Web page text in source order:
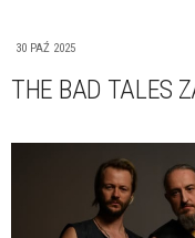
30 PAŹ 2025
THE BAD TALES